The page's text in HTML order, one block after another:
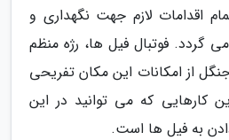
اقدامات لازم جهت نگهداری و
گردد. فوتبال فیل ها، رژه منظم
از امکانات این مکان تفریحی
کارهایی که می توانید در این
به فیل ها است.